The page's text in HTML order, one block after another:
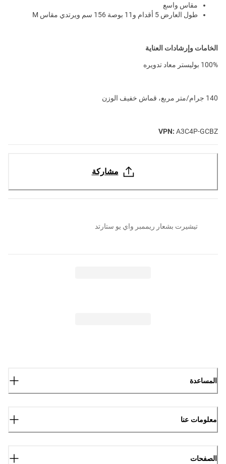
مقاس واسع
طول العارض 5 أقدام و11 بوصة 156 سم ويرتدي مقاس M
الخامات وإرشادات العناية
100% بوليستر معاد تدويره
140 جرام/متر مربع، قماش خفيف الوزن
VPN: A3C4P-GCBZ
مشاركة
تيشيرت بشعار ريممبر واي يو ستارتد
المساعدة
معلومات عنا
الصفحات